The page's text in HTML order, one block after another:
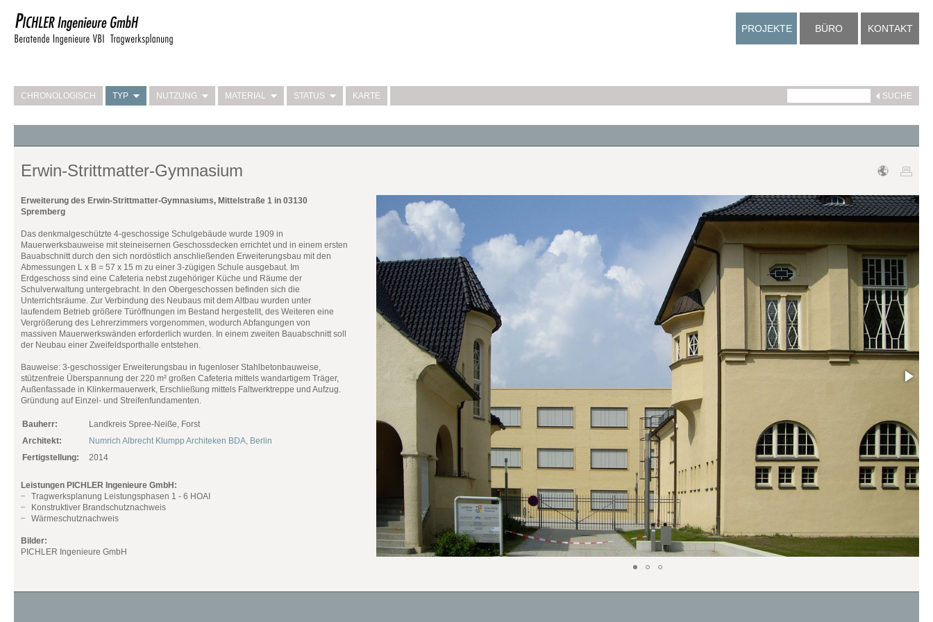
PROJEKTE
CHRONOLOGISCH TYP NUTZUNG MATERIAL STATUS KARTE
BÜRO KONTAKT
Erwin-Strittmatter-Gymnasium
Erweiterung des Erwin-Strittmatter-Gymnasiums, Mittelstraße 1 in 03130
Spremberg
Das denkmalgeschützte 4-geschossige Schulgebäude wurde 1909 in
Mauerwerksbauweise mit steineisernen Geschossdecken errichtet und in einem ersten
Bauabschnitt durch den sich nordöstlich anschließenden Erweiterungsbau mit den
Abmessungen L x B = 57 x 15 m zu einer 3-zügigen Schule ausgebaut. Im
Erdgeschoss sind eine Cafeteria nebst zugehöriger Küche und Räume der
Schulverwaltung untergebracht. In den Obergeschossen befinden sich die
Unterrichtsräume. Zur Verbindung des Neubaus mit dem Altbau wurden unter
laufendem Betrieb größere Türöffnungen im Bestand hergestellt, des Weiteren eine
Vergrößerung des Lehrerzimmers vorgenommen, wodurch Abfangungen von
massiven Mauerwerkswänden erforderlich wurden. In einem zweiten Bauabschnitt soll
der Neubau einer Zweifeldsporthalle entstehen.
Bauweise: 3-geschossiger Erweiterungsbau in fugenloser Stahlbetonbauweise,
stützenfreie Überspannung der 220 m² großen Cafeteria mittels wandartigem Träger,
Außenfassade in Klinkermauerwerk, Erschließung mittels Faltwerktreppe und Aufzug.
Gründung auf Einzel- und Streifenfundamenten.
Bauherr:
Landkreis Spree-Neiße, Forst
Architekt:
Numrich Albrecht Klumpp Architeken BDA, Berlin
Fertigstellung:
2014
Leistungen PICHLER Ingenieure GmbH:
Tragwerksplanung Leistungsphasen 1 - 6 HOAI
Konstruktiver Brandschutznachweis
Wärmeschutznachweis
Bilder:
PICHLER Ingenieure GmbH